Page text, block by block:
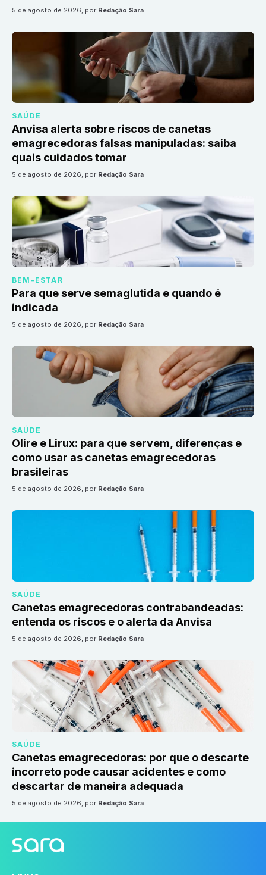
5 de agosto de 2026, por Redação Sara
SAÚDE
Anvisa alerta sobre riscos de canetas
emagrecedoras falsas manipuladas: saiba
quais cuidados tomar
5 de agosto de 2026, por Redação Sara
BEM-ESTAR
Para que serve semaglutida e quando é
indicada
5 de agosto de 2026, por Redação Sara
SAÚDE
Olire e Lirux: para que servem, diferenças e
como usar as canetas emagrecedoras
brasileiras
5 de agosto de 2026, por Redação Sara
SAÚDE
Canetas emagrecedoras contrabandeadas:
entenda os riscos e o alerta da Anvisa
5 de agosto de 2026, por Redação Sara
SAÚDE
Canetas emagrecedoras: por que o descarte
incorreto pode causar acidentes e como
descartar de maneira adequada
5 de agosto de 2026, por Redação Sara